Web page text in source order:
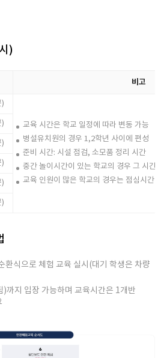
)
비고
교육 시간은 학교 일정에 따라 변동 가능
병설유치원의 경우 1,2학년 사이에 편성
준비 시간: 시설 점검, 소모품 정리 시간
중간 놀이시간이 있는 학교의 경우 그 시간
교육 인원이 많은 학교의 경우는 점심시간
환식으로 체험 교육 실시(대기 학생은 차량
까지 입장 가능하며 교육시간은 1개반